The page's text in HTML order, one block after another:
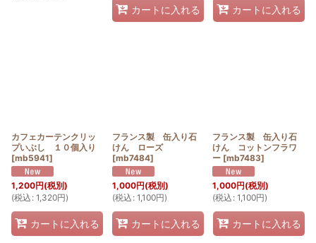
カートに入れる カートに入れる
カフェカーテンクリッ
プいぶし １０個入り
[mb5941]
1,200円(税別)
(税込 : 1,320円)
カートに入れる
フランス製 缶入り石
けん ローズ
[mb7484]
1,000円(税別)
(税込 : 1,100円)
カートに入れる
フランス製 缶入り石
けん コットンフラワ
ー [mb7483]
1,000円(税別)
(税込 : 1,100円)
カートに入れる